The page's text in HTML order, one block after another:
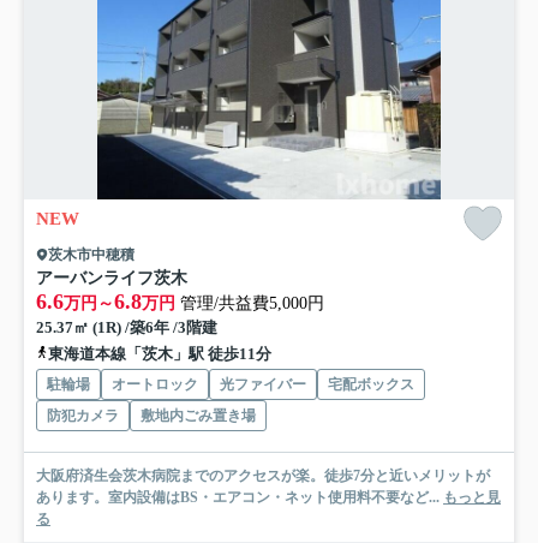
NEW
茨木市中穂積
アーバンライフ茨木
6.6万円～6.8万円 管理/共益費5,000円
25.37㎡ (1R) /築6年 /3階建
東海道本線「茨木」駅 徒歩11分
駐輪場 オートロック 光ファイバー
宅配ボックス
防犯カメラ
敷地内ごみ置き場
大阪府済生会茨木病院までのアクセスが楽。徒歩7分と近いメリットが
あります。室内設備はBS・エアコン・ネット使用料不要など... もっと見
る